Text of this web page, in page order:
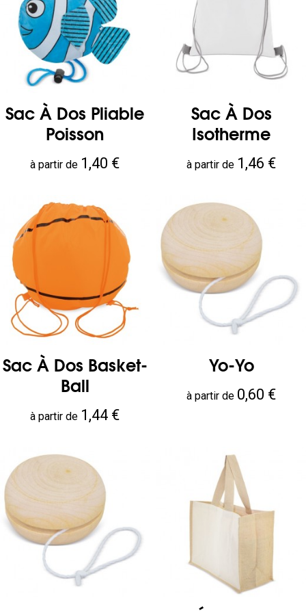
Sac À Dos Pliable
Poisson
Prix
à partir de 1,40 €
Sac À Dos
Isotherme
Prix
à partir de 1,46 €
Sac À Dos Basket-
Ball
Prix
à partir de 1,44 €
Yo-Yo
Prix
à partir de 0,60 €